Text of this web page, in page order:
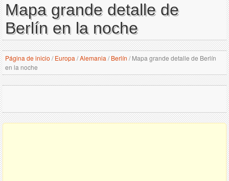
Mapa grande detalle de
Berlín en la noche
Página de inicio / Europa /Alemania / Berlín /Mapa grande detalle de Berlín
en la noche